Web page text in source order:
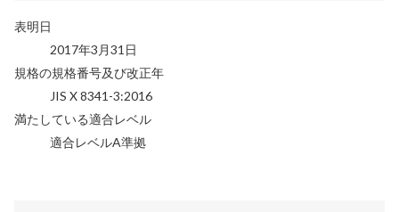
く
ず
表明日
2017年3月31日
規格の規格番号及び改正年
JIS X 8341-3:2016
満たしている適合レベル
適合レベルA準拠